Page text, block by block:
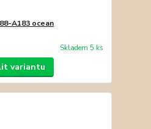
A183 ocean
Skladem 5 ks
variantu